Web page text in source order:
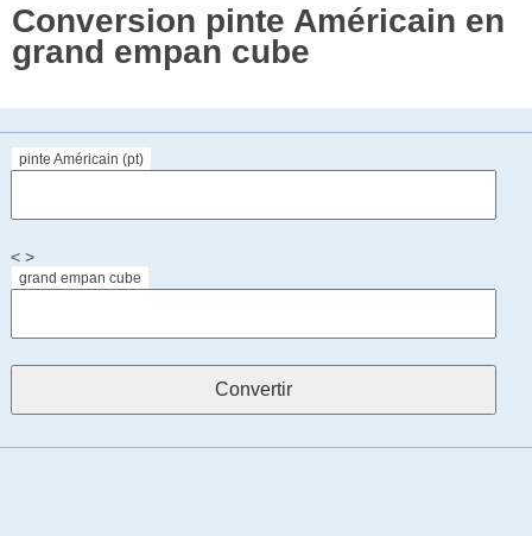
Conversion pinte Américain en
grand empan cube
pinte Américain (pt)
< >
grand empan cube